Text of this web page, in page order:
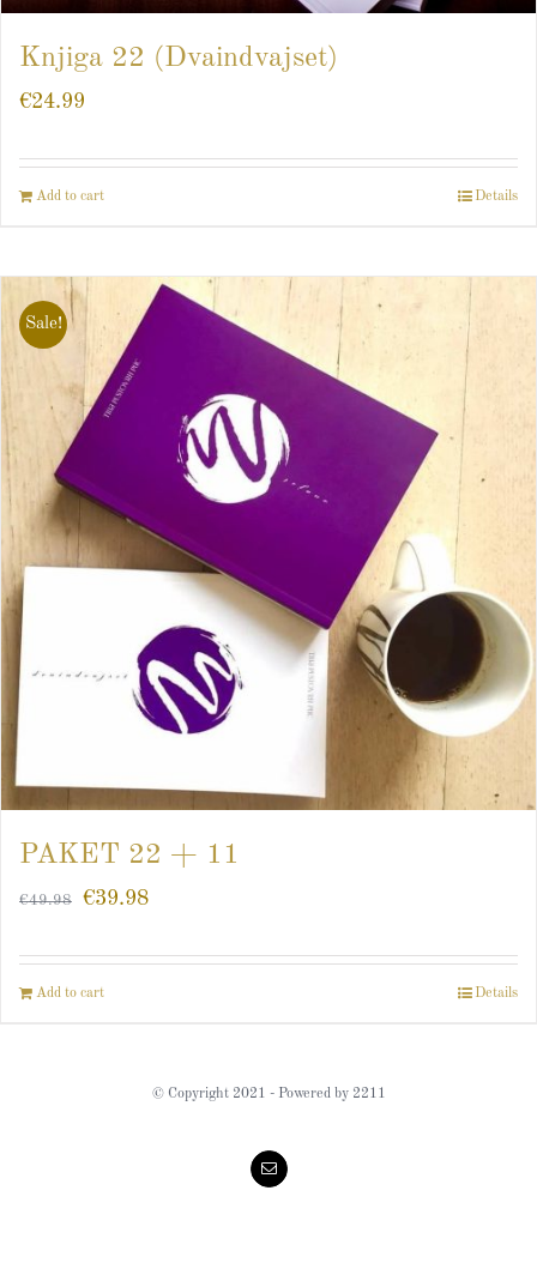
Knjiga 22 (Dvaindvajset)
€24.99
Add to cart Details
Sale!
PAKET 22 + 11
€49.98 €39.98
Add to cart Details
© Copyright 2021 - Powered by 2211
Email